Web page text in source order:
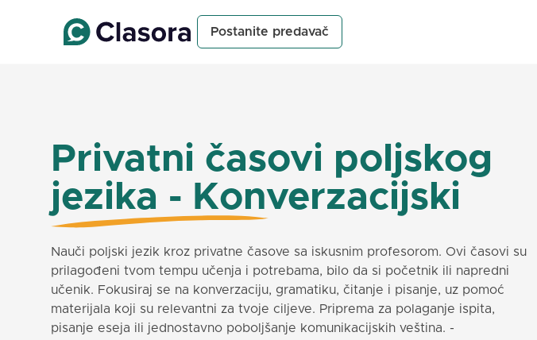
Postanite predavač
Privatni časovi poljskog
jezika - Konverzacijski
Nauči poljski jezik kroz privatne časove sa iskusnim profesorom. Ovi časovi su
prilagođeni tvom tempu učenja i potrebama, bilo da si početnik ili napredni
učenik. Fokusiraj se na konverzaciju, gramatiku, čitanje i pisanje, uz pomoć
materijala koji su relevantni za tvoje ciljeve. Priprema za polaganje ispita,
pisanje eseja ili jednostavno poboljšanje komunikacijskih veština. -